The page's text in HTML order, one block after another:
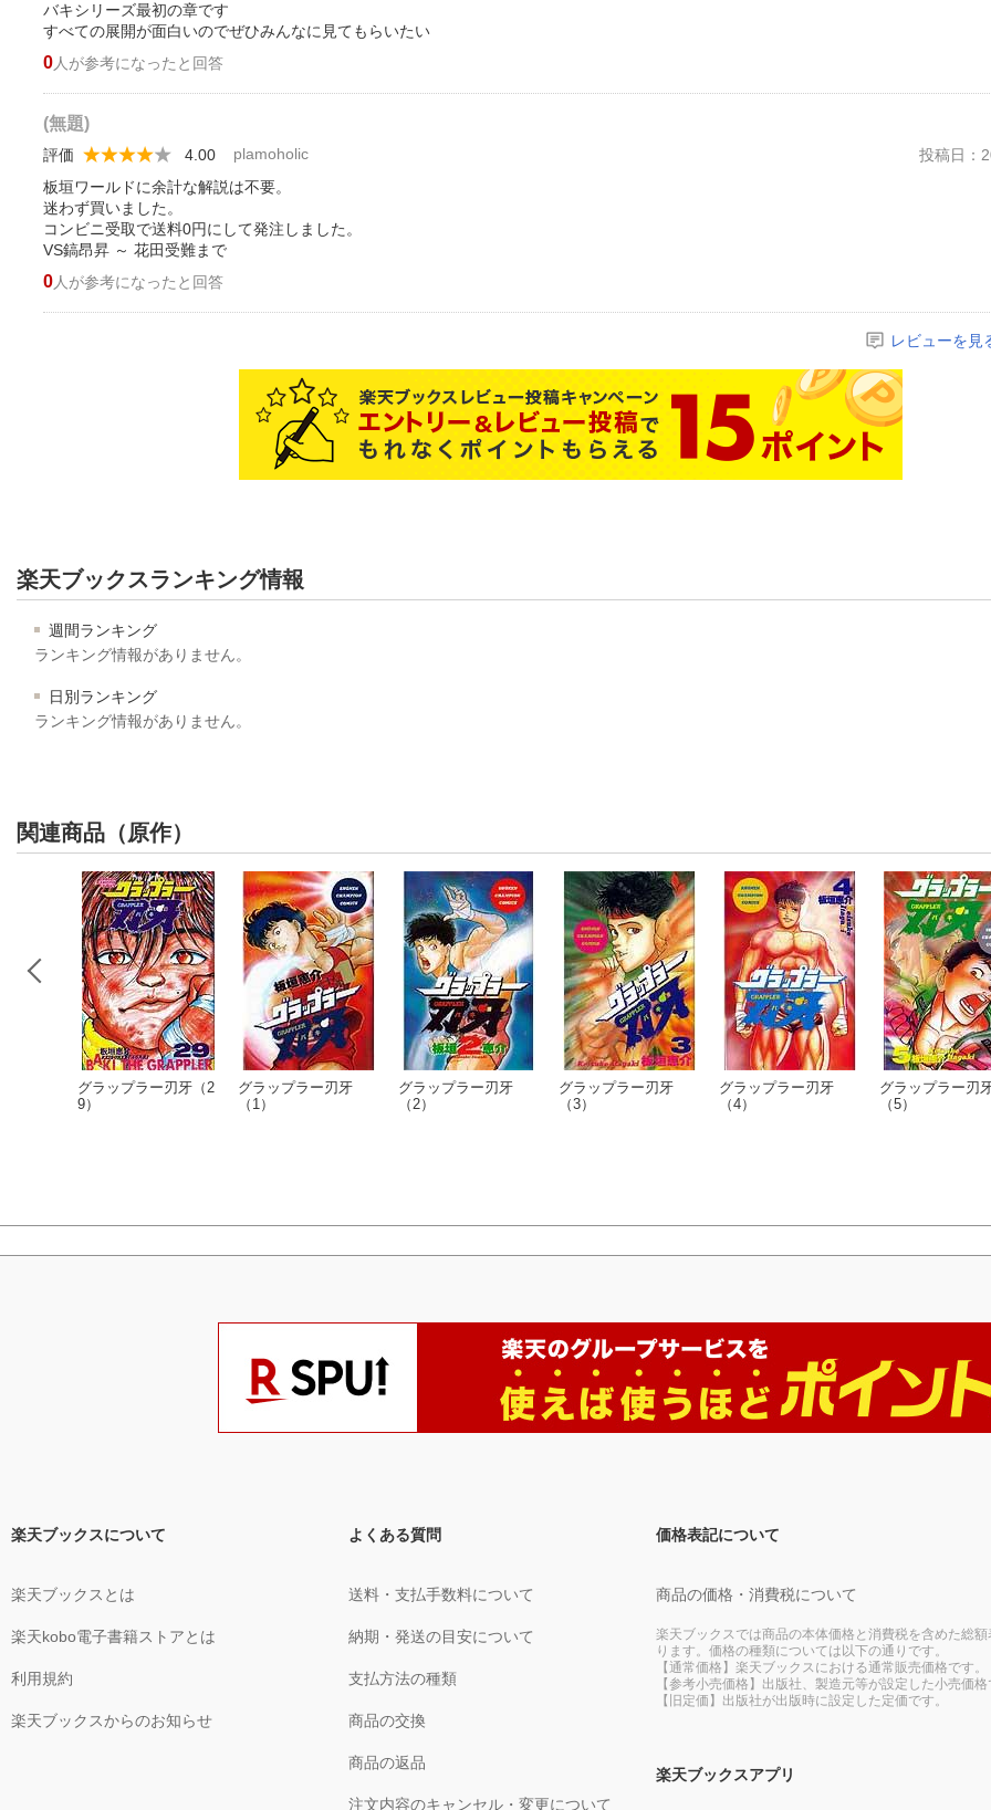
バキシリーズ最初の章です
すべての展開が面白いのでぜひみんなに見てもらいたい
0人が参考になったと回答
(無題)
plamoholic
評価 4.00
投稿日：
板垣ワールドに余計な解説は不要。
迷わず買いました。
コンビニ受取で送料0円にして発注しました。
VS鎬昂昇 ～ 花田受難まで
0人が参考になったと回答
レビューを見
楽天ブックスランキング情報
週間ランキング
ランキング情報がありません。
日別ランキング
ランキング情報がありません。
関連商品（原作）
グラップラー刃牙（2
9）
グラップラー刃牙
（1）
グラップラー刃牙
（2）
グラップラー刃牙
（3）
グラップラー刃牙
（4）
グラップラー刃
（5）
楽天ブックスについて
楽天ブックスとは
楽天kobo電子書籍ストアとは
利用規約
楽天ブックスからのお知らせ
よくある質問
送料・支払手数料について
納期・発送の目安について
支払方法の種類
商品の交換
商品の返品
注文内容のキャンセル・変更について
価格表記について
商品の価格・消費税について
楽天ブックスでは商品の本体価格と消費税を含めた総額
ります。価格の種類については以下の通りです。
【通常価格】楽天ブックスにおける通常販売価格です。
【参考小売価格】出版社、製造元等が設定した小売価格
【旧定価】出版社が出版時に設定した定価です。
楽天ブックスアプリ